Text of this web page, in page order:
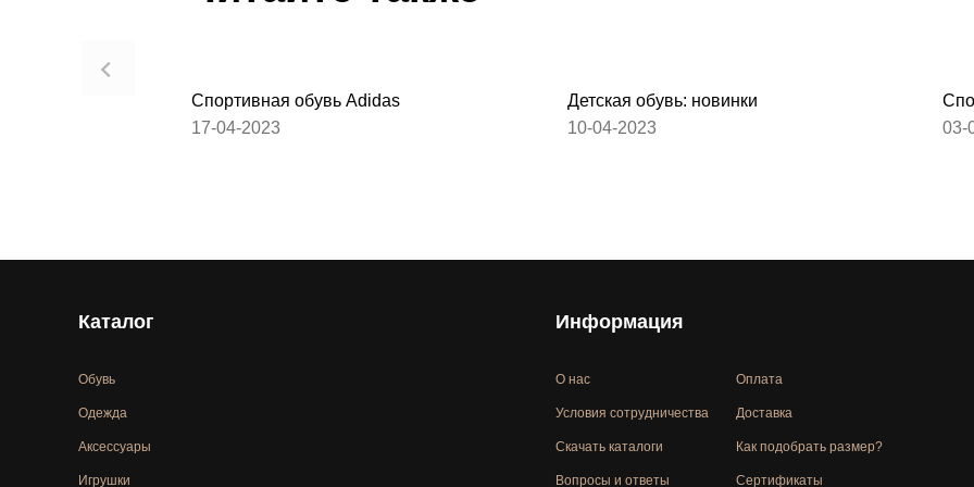
Спортивная обувь Adidas
17-04-2023
Детская обувь: новинки
10-04-2023
03-
Каталог
Обувь
Одежда
Аксессуары
Игрушки
Информация
О нас
Условия сотрудничества
Скачать каталоги
Вопросы и ответы
Оплата
Доставка
Как подобрать размер?
Сертификаты